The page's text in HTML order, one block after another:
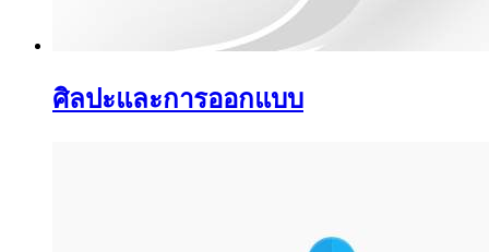
ศิลปะและการออกแบบ